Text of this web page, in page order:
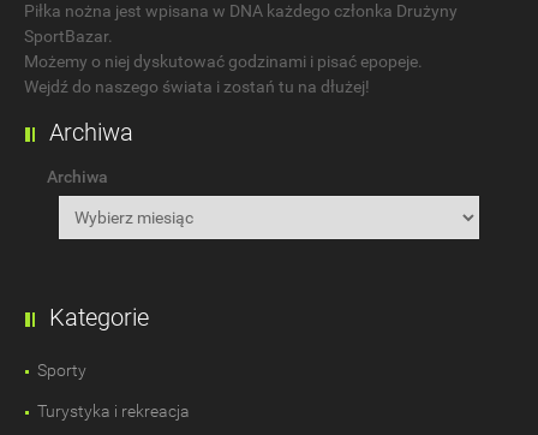
Piłka nożna jest wpisana w DNA każdego członka Drużyny
SportBazar.
Możemy o niej dyskutować godzinami i pisać epopeje.
Wejdź do naszego świata i zostań tu na dłużej!
Archiwa
Archiwa
Kategorie
Sporty
Turystyka i rekreacja